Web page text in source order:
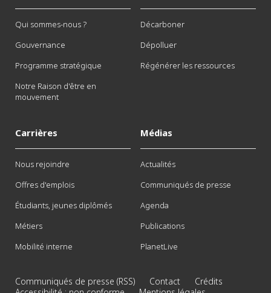
Qui sommes-nous ?
Gouvernance
Programme stratégique
Notre Raison d'être en
mouvement
Décarboner
Dépolluer
Régénérer les ressources
Carrières
Nous rejoindre
Offres d'emplois
Étudiants, jeunes diplômés
Métiers
Mobilité interne
Médias
Actualités
Communiqués de presse
Agenda
Publications
PlanetLive
Communiqués de presse (RSS) Contact
Crédits